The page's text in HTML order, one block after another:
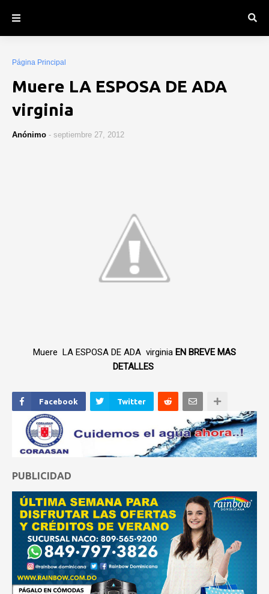
Página Principal
Muere LA ESPOSA DE ADA
virginia
Anónimo - septiembre 27, 2012
Muere LA ESPOSA DE ADA virginia EN BREVE MAS
DETALLES
Facebook Twitter
PUBLICIDAD